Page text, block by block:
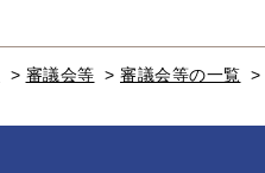
> 審議会等 > 審議会等の一覧 >